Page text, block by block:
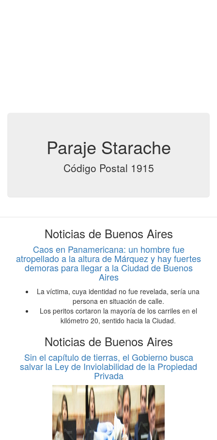
Paraje Starache
Código Postal 1915
Noticias de Buenos Aires
Caos en Panamericana: un hombre fue
atropellado a la altura de Márquez y hay fuertes
demoras para llegar a la Ciudad de Buenos
Aires
La víctima, cuya identidad no fue revelada, sería una
persona en situación de calle.
Los peritos cortaron la mayoría de los carriles en el
kilómetro 20, sentido hacia la Ciudad.
Noticias de Buenos Aires
Sin el capítulo de tierras, el Gobierno busca
salvar la Ley de Inviolabilidad de la Propiedad
Privada